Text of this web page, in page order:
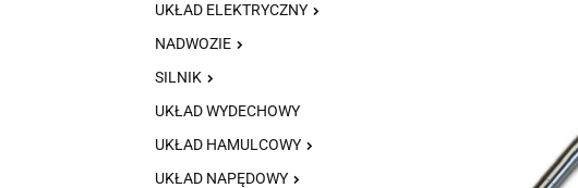
UKŁAD ELEKTRYCZNY
NADWOZIE
SILNIK
UKŁAD WYDECHOWY
UKŁAD HAMULCOWY
UKŁAD NAPĘDOWY